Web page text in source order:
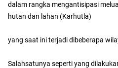
dalam rangka mengantisipasi
hutan dan lahan (Karhutla)
yang saat ini terjadi dibeberapa
Salahsatunya seperti yang